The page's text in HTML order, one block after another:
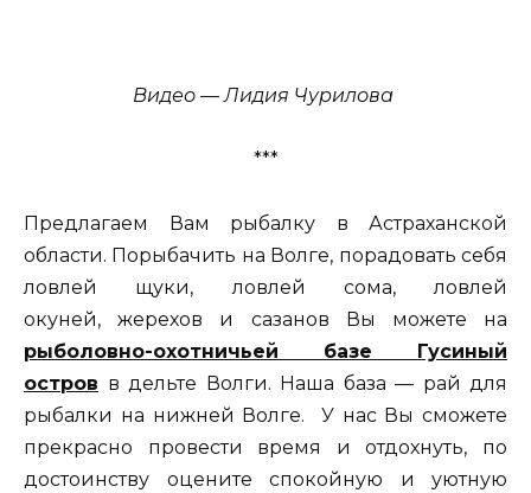
Видео — Лидия Чурилова
***
Предлагаем Вам рыбалку в Астраханской
области. Порыбачить на Волге, порадовать себя
ловлей щуки, ловлей сома, ловлей
окуней, жерехов и сазанов Вы можете на
рыболовно-охотничьей базе Гусиный
остров в дельте Волги. Наша база — рай для
рыбалки на нижней Волге. У нас Вы сможете
прекрасно провести время и отдохнуть, по
достоинству оцените спокойную и уютную